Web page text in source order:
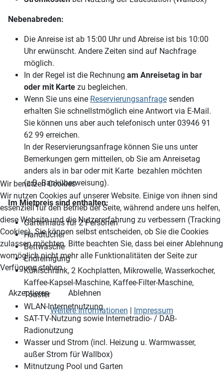
Nebenabreden:
Die Anreise ist ab 15:00 Uhr und Abreise ist bis 10:00
Uhr erwünscht. Andere Zeiten sind auf Nachfrage
möglich.
In der Regel ist die Rechnung am Anreisetag in bar
oder mit Karte zu begleichen.
Wenn Sie uns eine Reservierungsanfrage senden
erhalten Sie schnellstmöglich eine Antwort via E-Mail.
Sie können uns aber auch telefonisch unter 03946 91
62 99 erreichen.
In der Reservierungsanfrage können Sie uns unter
Bemerkungen gern mitteilen, ob Sie am Anreisetag
anders als in bar oder mit Karte bezahlen möchten
(z.B. Banküberweisung).
Im Mietpreis sind enthalten:
Gartenhaus für 2 Personen
Handtücher
Bettwäsche
Endreinigung
Kühlschrank, 2 Kochplatten, Mikrowelle, Wasserkocher,
Kaffee-Kapsel-Maschine, Kaffee-Filter-Maschine,
Toaster
WLAN-Internetnutzung
SAT-TV-Nutzung sowie Internetradio- / DAB-
Radionutzung
Wasser und Strom (incl. Heizung u. Warmwasser,
außer Strom für Wallbox)
Mitnutzung Pool und Garten
Wir benutzen Cookies
Wir nutzen Cookies auf unserer Website. Einige von ihnen sind
essenziell für den Betrieb der Seite, während andere uns helfen,
diese Website und die Nutzererfahrung zu verbessern (Tracking
Cookies). Sie können selbst entscheiden, ob Sie die Cookies
zulassen möchten. Bitte beachten Sie, dass bei einer Ablehnung
womöglich nicht mehr alle Funktionalitäten der Seite zur
Verfügung stehen.
Akzeptieren
Ablehnen
Weitere Informationen | Impressum